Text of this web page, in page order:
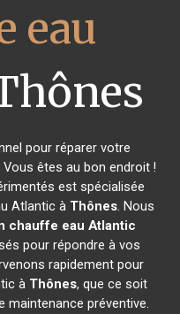
eau
pour réparer votre
êtes au bon endroit !
est spécialisée
Atlantic à Thônes. Nous
chauffe eau Atlantic
pour répondre à vos
rapidement pour
à Thônes, que ce soit
maintenance préventive.